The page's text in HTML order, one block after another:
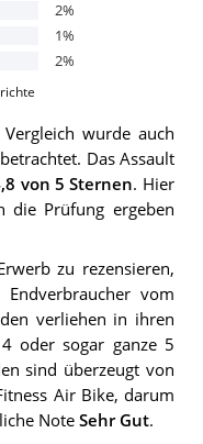
2%
1%
2%
wurde auch
Das Assault
von 5 Sternen. Hier
die Prüfung ergeben
zu rezensieren,
vom
verliehen in ihren
oder sogar ganze 5
sind überzeugt von
Air Bike, darum
Note Sehr Gut.